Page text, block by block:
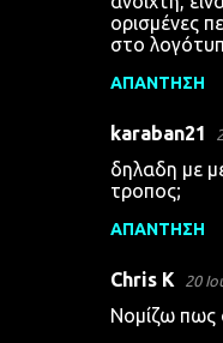
ορισμένες
στο
ΑΠΆΝΤΗΣΗ
karaban21
δηλαδη με
τροπος;
ΑΠΆΝΤΗΣΗ
Chris K 20
Νομίζω πως